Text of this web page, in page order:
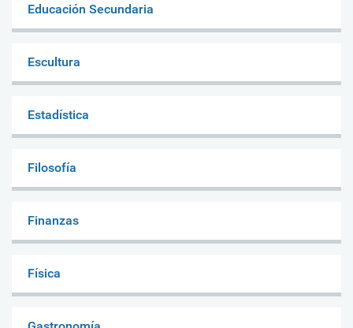
Educación Secundaria
Escultura
Estadística
Filosofía
Finanzas
Física